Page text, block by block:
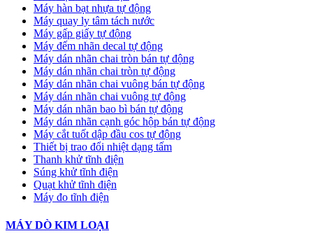
Máy hàn bạt nhựa tự động
Máy quay ly tâm tách nước
Máy gấp giấy tự động
Máy đếm nhãn decal tự động
Máy dán nhãn chai tròn bán tự động
Máy dán nhãn chai tròn tự động
Máy dán nhãn chai vuông bán tự động
Máy dán nhãn chai vuông tự động
Máy dán nhãn bao bì bán tự động
Máy dán nhãn cạnh góc hộp bán tự động
Máy cắt tuốt dập đầu cos tự động
Thiết bị trao đổi nhiệt dạng tấm
Thanh khử tĩnh điện
Súng khử tĩnh điện
Quạt khử tĩnh điện
Máy đo tĩnh điện
MÁY DÒ KIM LOẠI